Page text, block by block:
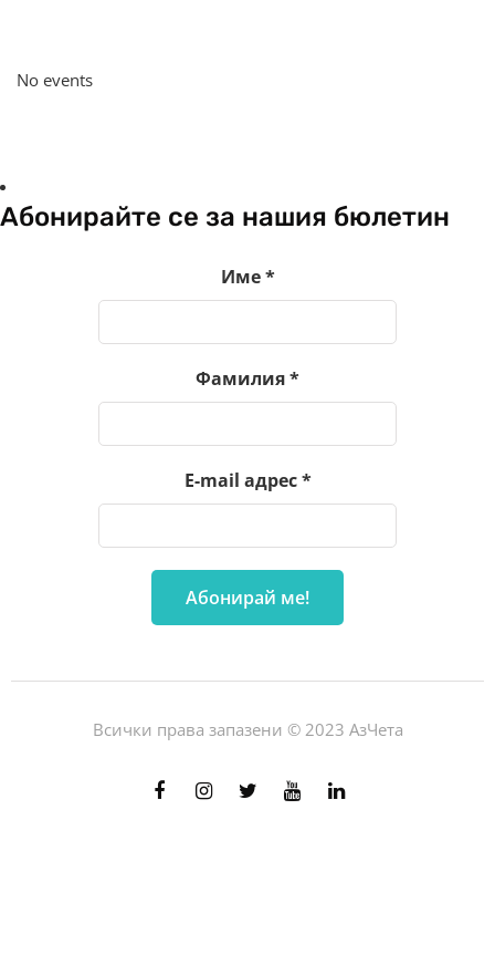
No events
Абонирайте се за нашия бюлетин
Име*
Фамилия*
E-mail адрес*
Всички права запазени © 2023 АзЧета